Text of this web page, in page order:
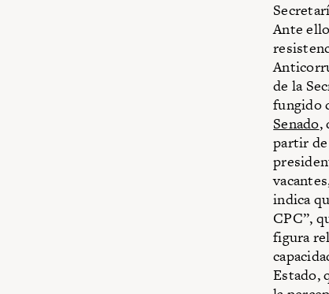
Ante
de la
fungido
Senado,
partir
indica
CPC”,
figura
Estado,